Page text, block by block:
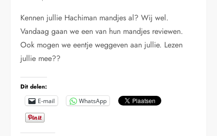
Kennen jullie Hachiman mandjes al? Wij wel.
Vandaag gaan we een van hun mandjes reviewen.
Ook mogen we eentje weggeven aan jullie. Lezen
jullie mee??
Dit delen:
E-mail WhatsApp